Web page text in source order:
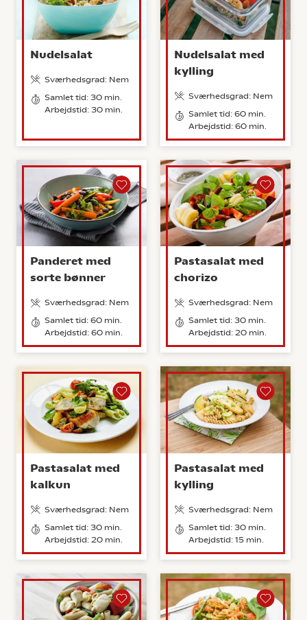
Nudelsalat
Sværhedsgrad: Nem
Samlet tid: 30 min.
Arbejdstid: 30 min.
Nudelsalat med
kylling
Sværhedsgrad: Nem
Samlet tid: 60 min.
Arbejdstid: 60 min.
Panderet med
sorte bønner
Sværhedsgrad: Nem
Samlet tid: 60 min.
Arbejdstid: 60 min.
Pastasalat med
chorizo
Sværhedsgrad: Nem
Samlet tid: 30 min.
Arbejdstid: 20 min.
Pastasalat med
kalkun
Sværhedsgrad: Nem
Samlet tid: 30 min.
Arbejdstid: 20 min.
Pastasalat med
kylling
Sværhedsgrad: Nem
Samlet tid: 30 min.
Arbejdstid: 15 min.